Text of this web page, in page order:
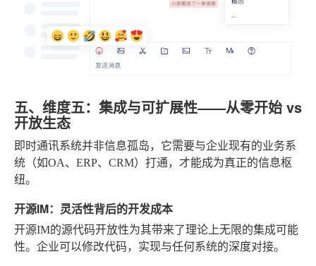
五、维度五：集成与可扩展性——从零开始 vs
开放生态
即时通讯系统并非信息孤岛，它需要与企业现有的业务系
统（如OA、ERP、CRM）打通，才能成为真正的信息枢
纽。
开源IM：灵活性背后的开发成本
开源IM的源代码开放性为其带来了理论上无限的集成可能
性。企业可以修改代码，实现与任何系统的深度对接。